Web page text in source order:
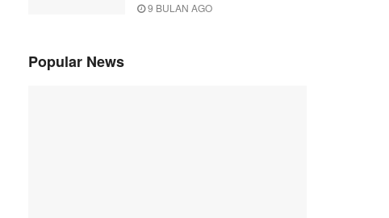
9 BULAN AGO
Popular News